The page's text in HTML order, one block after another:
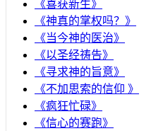
《喜获新生》
《神真的掌权吗？》
《当今神的医治》
《以圣经祷告》
《寻求神的旨意》
《不加思索的信仰 》
《疯狂忙碌》
《信心的赛跑》